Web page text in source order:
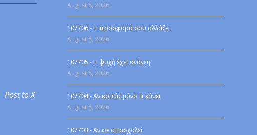
Post to X
August 8, 2026
107706 - Η προσφορά σου αλλάζει
August 8, 2026
107705 - Η ψυχή έχει ανάγκη
August 8, 2026
107704 - Αν κοιτάς μόνο τι κάνει
August 8, 2026
107703 - Αν σε απασχολεί